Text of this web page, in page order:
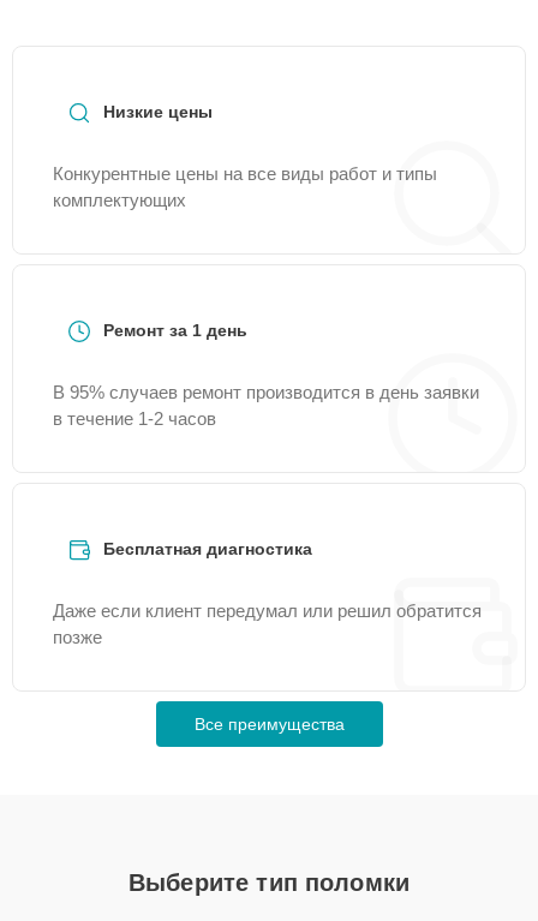
Низкие цены
Конкурентные цены на все виды работ и типы
комплектующих
Ремонт за 1 день
В 95% случаев ремонт производится в день заявки
в течение 1-2 часов
Бесплатная диагностика
Даже если клиент передумал или решил обратится
позже
Все преимущества
Выберите тип поломки